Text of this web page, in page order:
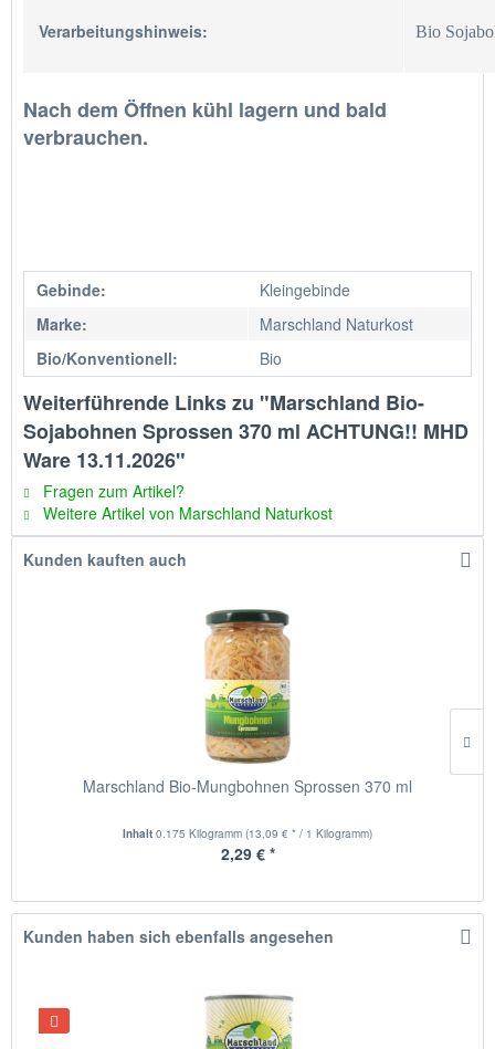
Verarbeitungshinweis: Bio
Nach dem Öffnen kühl lagern und bald
verbrauchen.
Gebinde:
Kleingebinde
Marke:
Marschland Naturkost
Bio/Konventionell:
Bio
Weiterführende Links zu "Marschland Bio-
Sojabohnen Sprossen 370 ml ACHTUNG!! MHD
Ware 13.11.2026"
Fragen zum Artikel?
Weitere Artikel von Marschland Naturkost
Kunden kauften auch
Marschland Bio-Mungbohnen Sprossen 370 ml
Inhalt 0.175 Kilogramm (13,09 € * / 1 Kilogramm)
2,29 € *
Kunden haben sich ebenfalls angesehen